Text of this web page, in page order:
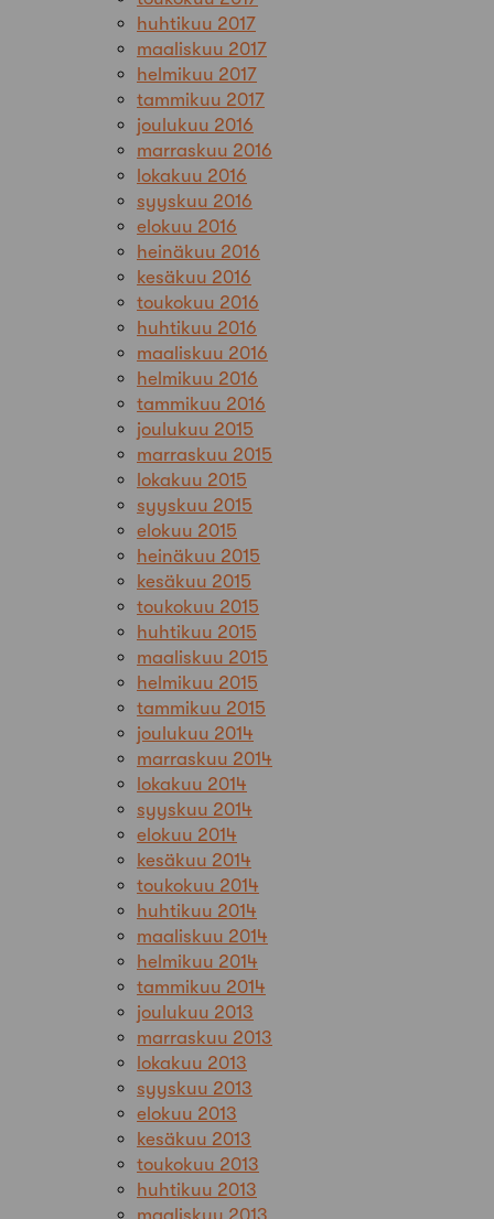
huhtikuu 2017
maaliskuu 2017
helmikuu 2017
tammikuu 2017
joulukuu 2016
marraskuu 2016
lokakuu 2016
syyskuu 2016
elokuu 2016
heinäkuu 2016
kesäkuu 2016
toukokuu 2016
huhtikuu 2016
maaliskuu 2016
helmikuu 2016
tammikuu 2016
joulukuu 2015
marraskuu 2015
lokakuu 2015
syyskuu 2015
elokuu 2015
heinäkuu 2015
kesäkuu 2015
toukokuu 2015
huhtikuu 2015
maaliskuu 2015
helmikuu 2015
tammikuu 2015
joulukuu 2014
marraskuu 2014
lokakuu 2014
syyskuu 2014
elokuu 2014
kesäkuu 2014
toukokuu 2014
huhtikuu 2014
maaliskuu 2014
helmikuu 2014
tammikuu 2014
joulukuu 2013
marraskuu 2013
lokakuu 2013
syyskuu 2013
elokuu 2013
kesäkuu 2013
toukokuu 2013
huhtikuu 2013
maaliskuu 2013